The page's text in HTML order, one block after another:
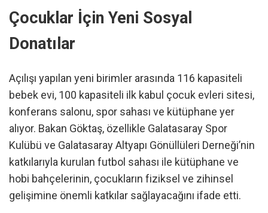
Çocuklar İçin Yeni Sosyal
Donatılar
Açılışı yapılan yeni birimler arasında 116 kapasiteli
bebek evi, 100 kapasiteli ilk kabul çocuk evleri sitesi,
konferans salonu, spor sahası ve kütüphane yer
alıyor. Bakan Göktaş, özellikle Galatasaray Spor
Kulübü ve Galatasaray Altyapı Gönüllüleri Derneği’nin
katkılarıyla kurulan futbol sahası ile kütüphane ve
hobi bahçelerinin, çocukların fiziksel ve zihinsel
gelişimine önemli katkılar sağlayacağını ifade etti.